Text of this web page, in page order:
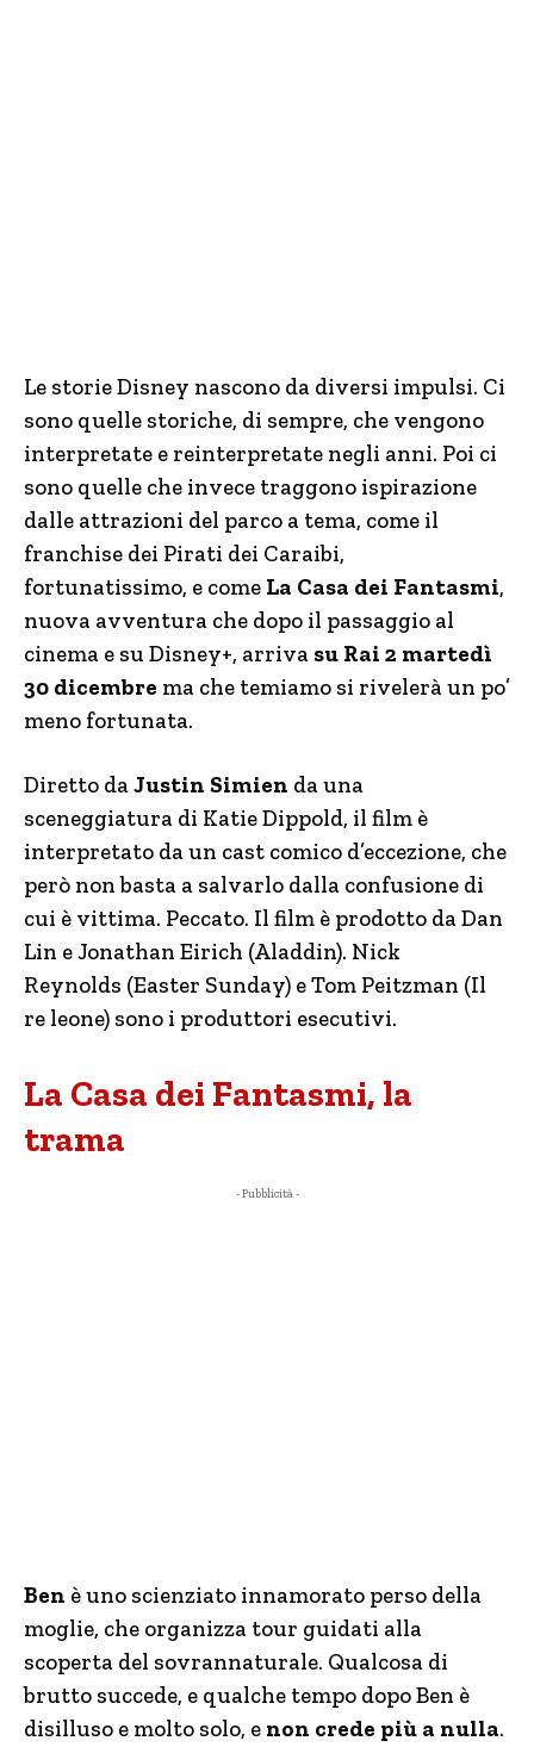
Le storie Disney nascono da diversi impulsi. Ci
sono quelle storiche, di sempre, che vengono
interpretate e reinterpretate negli anni. Poi ci
sono quelle che invece traggono ispirazione
dalle attrazioni del parco a tema, come il
franchise dei Pirati dei Caraibi,
fortunatissimo, e come La Casa dei Fantasmi,
nuova avventura che dopo il passaggio al
cinema e su Disney+, arriva su Rai 2 martedì
30 dicembre ma che temiamo si rivelerà un po’
meno fortunata.
Diretto daJustin Simien da una
sceneggiatura di Katie Dippold, il film è
interpretato da un cast comico d’eccezione, che
però non basta a salvarlo dalla confusione di
cui è vittima. Peccato. Il film è prodotto da Dan
Lin e Jonathan Eirich (Aladdin). Nick
Reynolds (Easter Sunday) e Tom Peitzman (Il
re leone) sono i produttori esecutivi.
La Casa dei Fantasmi, la
trama
- Pubblicità -
Ben è uno scienziato innamorato perso della
moglie, che organizza tour guidati alla
scoperta del sovrannaturale. Qualcosa di
brutto succede, e qualche tempo dopo Ben è
disilluso e molto solo, e non crede più a nulla.